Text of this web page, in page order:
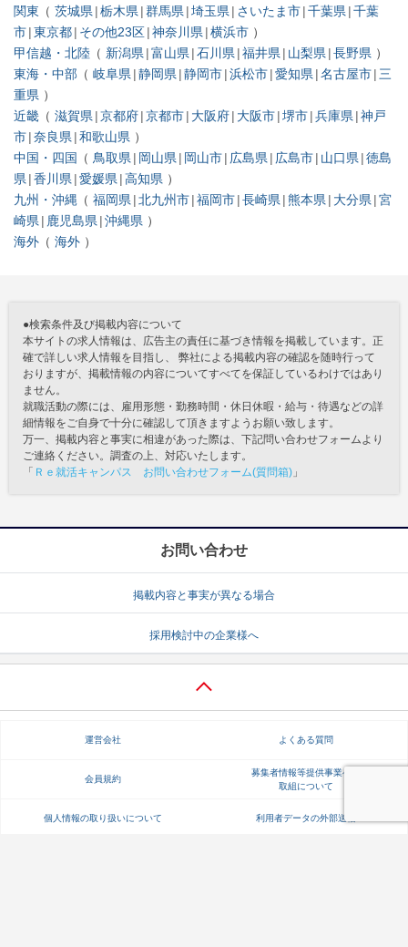
関東
茨城県 栃木県 群馬県 埼玉県 さいたま市 千葉県 千葉
市 東京都 その他23区 神奈川県 横浜市
甲信越・北陸
新潟県 富山県 石川県 福井県 山梨県 長野県
東海・中部
岐阜県 静岡県 静岡市 浜松市 愛知県 名古屋市 三
重県
近畿
滋賀県 京都府 京都市 大阪府 大阪市 堺市 兵庫県 神戸
市 奈良県 和歌山県
中国・四国
鳥取県 岡山県 岡山市 広島県 広島市 山口県 徳島
県 香川県 愛媛県 高知県
九州・沖縄
福岡県 北九州市 福岡市 長崎県 熊本県 大分県 宮
崎県
鹿児島県 沖縄県
海外
海外
●検索条件及び掲載内容について
本サイトの求人情報は、広告主の責任に基づき情報を掲載しています。正
確で詳しい求人情報を目指し、 弊社による掲載内容の確認を随時行って
おりますが、掲載情報の内容についてすべてを保証しているわけではあり
ません。
就職活動の際には、雇用形態・勤務時間・休日休暇・給与・待遇などの詳
細情報をご自身で十分に確認して頂きますようお願い致します。
万一、掲載内容と事実に相違があった際は、下記問い合わせフォームより
ご連絡ください。調査の上、対応いたします。
「 Ｒｅ就活キャンパス お問い合わせフォーム(質問箱) 」
お問い合わせ
掲載内容と事実が異なる場合
採用検討中の企業様へ
運営会社 よくある質問
会員規約
募集者情報等提供事業への
取組について
個人情報の取り扱いについて 利用者データの外部送信